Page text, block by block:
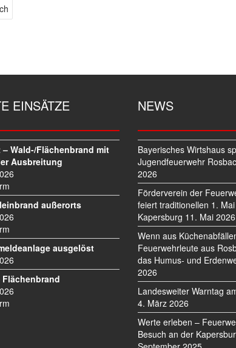
EINSÄTZE
– Wald-/Flächenbrand mit
Ausbreitung
außerorts
ausgelöst
Flächenbrand
NEWS
Bayerisches Wirtshaus
Jugendfeuerwehr
2026
Förderverein der
feiert traditionellen 1.
Kapersburg 11. Mai 2026
Wenn aus
Feuerwehrleute aus
das Humus- und
2026
Landesweiter Warntag
4. März 2026
Werte erleben –
Besuch an der